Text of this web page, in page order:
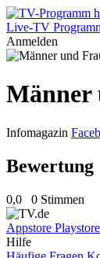
Live-TV
Anmelden
Männer
Infomagazin
Bewertung
0,0 0 Stimmen
Appstore Playstore
Hilfe